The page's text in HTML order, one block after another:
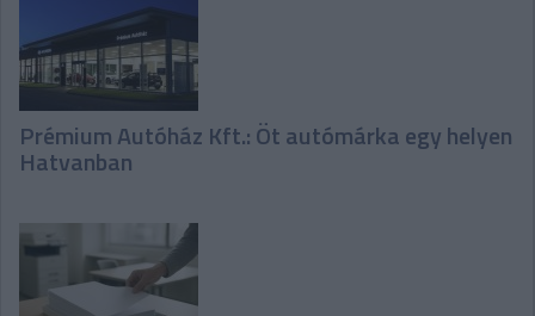
Prémium Autóház Kft.: Öt autómárka egy helyen
Hatvanban